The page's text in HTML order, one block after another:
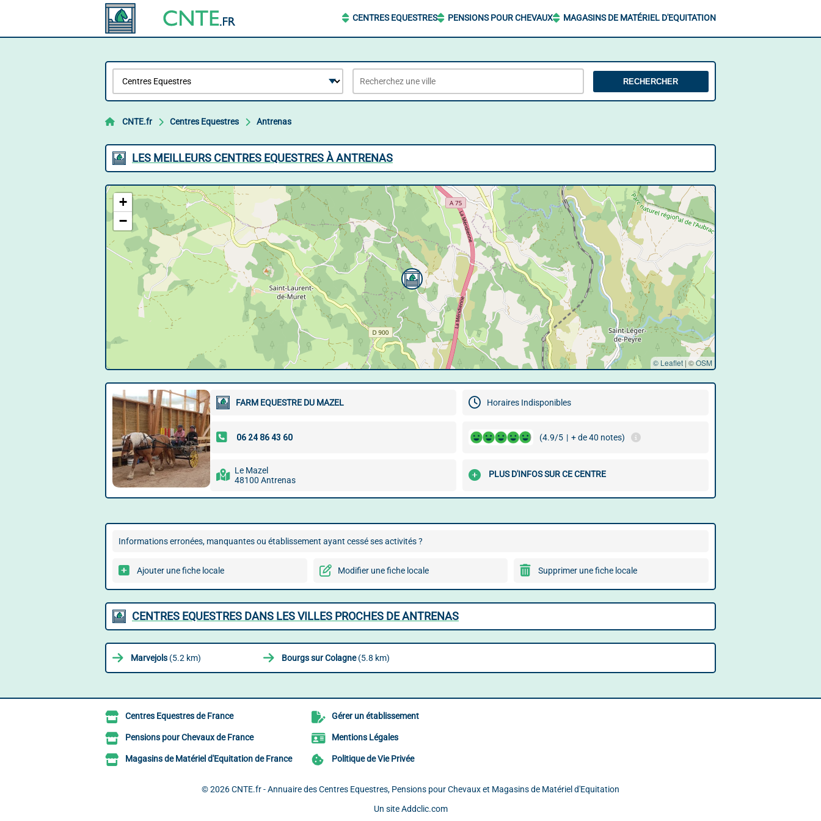
CENTRES EQUESTRES PENSIONS POUR CHEVAUX MAGASINS DE MATÉRIEL D'EQUITATION
RECHERCHER
CNTE.fr Centres Equestres Antrenas
LES MEILLEURS CENTRES EQUESTRES À ANTRENAS
+
−
© Leaflet | ©OSM
FARM EQUESTRE DU MAZEL Horaires Indisponibles
(4.9/5 | + de 40 notes)
Le Mazel
48100 Antrenas
PLUS D'INFOS SUR CE CENTRE
Informations erronées, manquantes ou établissement ayant cessé ses activités ?
Ajouter une fiche locale Modifier une fiche locale Supprimer une fiche locale
CENTRES EQUESTRES DANS LES VILLES PROCHES DE ANTRENAS
Marvejols (5.2 km) Bourgs sur Colagne(5.8 km)
Centres Equestres de France
Pensions pour Chevaux de France
Magasins de Matériel d'Equitation de France
Gérer un établissement
Mentions Légales
Politique de Vie Privée
© 2026CNTE.fr - Annuaire des Centres Equestres, Pensions pour Chevaux et Magasins de Matériel d'Equitation
Un site Addclic.com